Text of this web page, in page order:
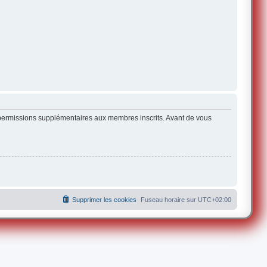
supplémentaires aux membres inscrits. Avant de vous
Fuseau horaire sur UTC+02:00
Supprimer les cookies